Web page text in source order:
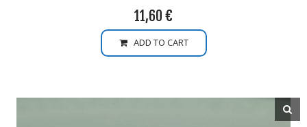
11,60 €
ADD TO CART